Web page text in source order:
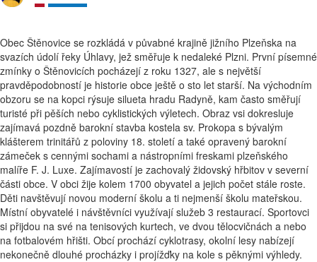
Obec Štěnovice se rozkládá v půvabné krajině jižního Plzeňska na
svazích údolí řeky Úhlavy, jež směřuje k nedaleké Plzni. První písemné
zmínky o Štěnovicích pocházejí z roku 1327, ale s největší
pravděpodobností je historie obce ještě o sto let starší. Na východním
obzoru se na kopci rýsuje silueta hradu Radyně, kam často směřují
turisté při pěších nebo cyklistických výletech. Obraz vsi dokresluje
zajímavá pozdně barokní stavba kostela sv. Prokopa s bývalým
klášterem trinitářů z poloviny 18. století a také opravený barokní
zámeček s cennými sochami a nástropními freskami plzeňského
malíře F. J. Luxe. Zajímavostí je zachovalý židovský hřbitov v severní
části obce. V obci žije kolem 1700 obyvatel a jejich počet stále roste.
Děti navštěvují novou moderní školu a ti nejmenší školu mateřskou.
Místní obyvatelé i návštěvníci využívají služeb 3 restaurací. Sportovci
si přijdou na své na tenisových kurtech, ve dvou tělocvičnách a nebo
na fotbalovém hřišti. Obcí prochází cyklotrasy, okolní lesy nabízejí
nekonečně dlouhé procházky i projížďky na kole s pěknými výhledy.